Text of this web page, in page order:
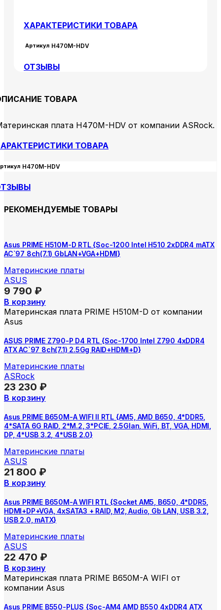
ХАРАКТЕРИСТИКИ ТОВАРА
Артикул H470M-HDV
ОТЗЫВЫ
ТОВАРА
плата H470M-HDV от компании ASRock.
ТОВАРА
H470M-HDV
РЕКОМЕНДУЕМЫЕ ТОВАРЫ
Asus PRIME H510M-D RTL {Soc-1200 Intel H510 2xDDR4 mATX
AC`97 8ch(7.1) GbLAN+VGA+HDMI}
Материнские платы
ASUS
9 790 ₽
В корзину
Материнская плата PRIME H510M-D от компании
Asus
ASUS PRIME Z790-P D4 RTL {Soc-1700 Intel Z790 4xDDR4
ATX AC`97 8ch(7.1) 2.5Gg RAID+HDMI+D}
Материнские платы
ASRock
23 230 ₽
В корзину
Asus PRIME B650M-A WIFI II RTL {AM5, AMD B650, 4*DDR5,
4*SATA 6G RAID, 2*M.2, 3*PCIE, 2.5Glan, WiFi, BT, VGA, HDMI,
DP, 4*USB 3.2, 4*USB 2.0}
Материнские платы
ASUS
21 800 ₽
В корзину
Asus PRIME B650M-A WIFI RTL {Socket AM5, B650, 4*DDR5,
HDMI+DP+VGA, 4xSATA3 + RAID, M2, Audio, Gb LAN, USB 3.2,
USB 2.0, mATX}
Материнские платы
ASUS
22 470 ₽
В корзину
Материнская плата PRIME B650M-A WIFI от
компании Asus
Asus PRIME B550-PLUS {Soc-AM4 AMD B550 4xDDR4 ATX